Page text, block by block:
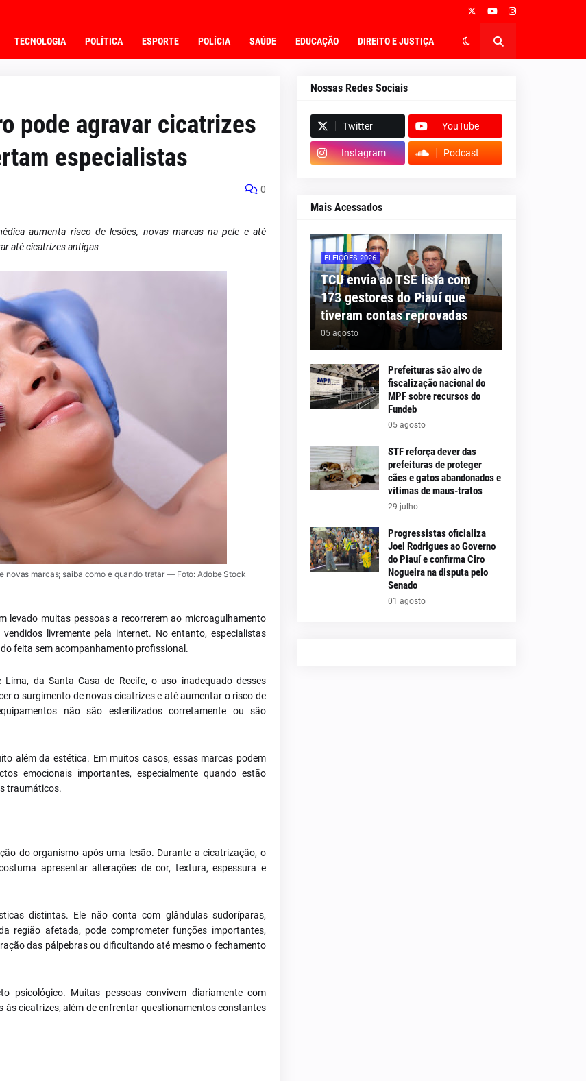
TECNOLOGIA POLÍTICA ESPORTE POLÍCIA SAÚDE EDUCAÇÃO DIREITO E JUSTIÇA
pode agravar cicatrizes
especialistas
0
aumenta risco de lesões, novas marcas na pele e até
até cicatrizes antigas
marcas; saiba como e quando tratar — Foto: Adobe Stock
levado muitas pessoas a recorrerem ao microagulhamento
livremente pela internet. No entanto, especialistas
feita sem acompanhamento profissional.
da Santa Casa de Recife, o uso inadequado desses
o surgimento de novas cicatrizes e até aumentar o risco de
não são esterilizados corretamente ou são
além da estética. Em muitos casos, essas marcas podem
emocionais importantes, especialmente quando estão
traumáticos.
do organismo após uma lesão. Durante a cicatrização, o
apresentar alterações de cor, textura, espessura e
distintas. Ele não conta com glândulas sudoríparas,
região afetada, pode comprometer funções importantes,
das pálpebras ou dificultando até mesmo o fechamento
psicológico. Muitas pessoas convivem diariamente com
às cicatrizes, além de enfrentar questionamentos constantes
Nossas Redes Sociais
Twitter YouTube
Instagram Podcast
Mais Acessados
ELEIÇÕES 2026
TCU envia ao TSE lista com
173 gestores do Piauí que
tiveram contas reprovadas
05 agosto
Prefeituras são alvo de
fiscalização nacional do
MPF sobre recursos do
Fundeb
05 agosto
STF reforça dever das
prefeituras de proteger
cães e gatos abandonados e
vítimas de maus-tratos
29 julho
Progressistas oficializa
Joel Rodrigues ao Governo
do Piauí e confirma Ciro
Nogueira na disputa pelo
Senado
01 agosto